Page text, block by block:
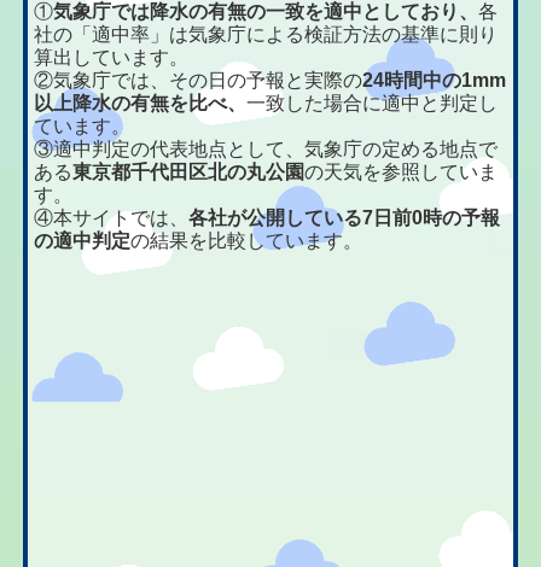
①気象庁では降水の有無の一致を適中としており、各
社の「適中率」は気象庁による検証方法の基準に則り
算出しています。
②気象庁では、その日の予報と実際の24時間中の1mm
以上降水の有無を比べ、一致した場合に適中と判定し
ています。
③適中判定の代表地点として、気象庁の定める地点で
ある東京都千代田区北の丸公園の天気を参照していま
す。
④本サイトでは、各社が公開している7日前0時の予報
の適中判定の結果を比較しています。